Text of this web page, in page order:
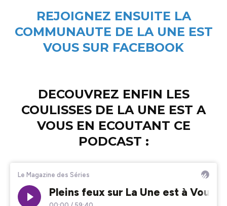
REJOIGNEZ ENSUITE LA
COMMUNAUTE DE LA UNE EST
VOUS SUR FACEBOOK
DECOUVREZ ENFIN LES
COULISSES DE LA UNE EST A
VOUS EN ECOUTANT CE
PODCAST :